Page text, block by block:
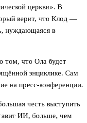
церкви». В
верит, что Клод —
нуждающаяся в
том, что Ола будет
энциклике. Сам
на пресс-конференции.
честь выступить
ИИ, больше, чем